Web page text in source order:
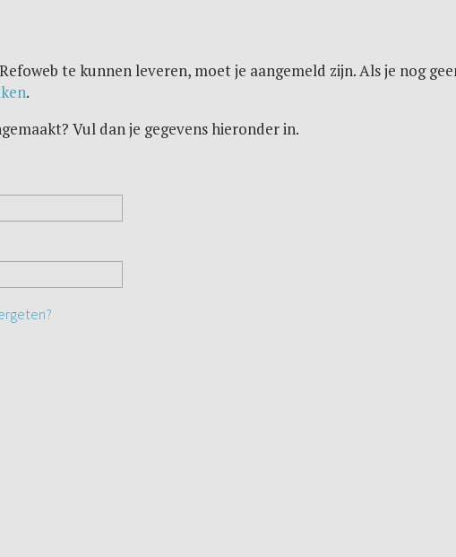
te kunnen leveren, moet je aangemeld zijn. Als je nog
.
Vul dan je gegevens hieronder in.